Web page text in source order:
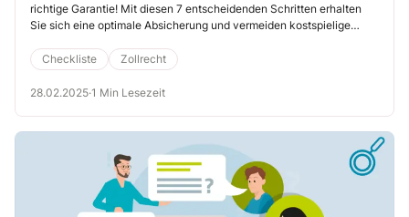
richtige Garantie! Mit diesen 7 entscheidenden Schritten erhalten
Sie sich eine optimale Absicherung und vermeiden kostspielige
richtigen Strategie Zeit, Geld und Nerven sparen.
Checkliste Zollrecht
28.02.2025·1 Min Lesezeit